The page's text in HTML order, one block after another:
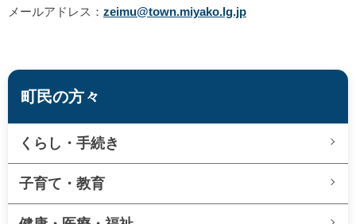
メールアドレス： zeimu@town.miyako.lg.jp
町民の方々
くらし・手続き
子育て・教育